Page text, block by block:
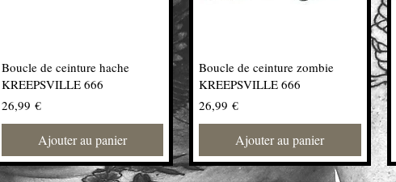
Boucle de ceinture hache
KREEPSVILLE 666
Prix
26,99 €
Ajouter au panier
Boucle de ceinture zombie
KREEPSVILLE 666
Prix
26,99 €
Ajouter au panier